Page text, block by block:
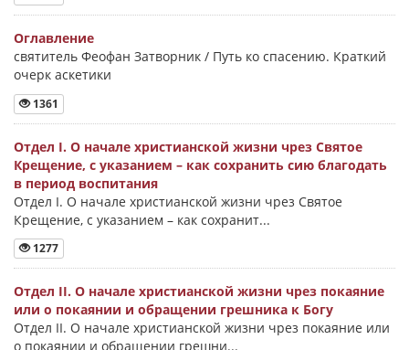
Оглавление
святитель Феофан Затворник / Путь ко спасению. Краткий
очерк аскетики
1361
Отдел I. О начале христианской жизни чрез Святое
Крещение, с указанием – как сохранить сию благодать
в период воспитания
Отдел I. О начале христианской жизни чрез Святое
Крещение, с указанием – как сохранит...
1277
Отдел II. О начале христианской жизни чрез покаяние
или о покаянии и обращении грешника к Богу
Отдел II. О начале христианской жизни чрез покаяние или
о покаянии и обращении грешни...